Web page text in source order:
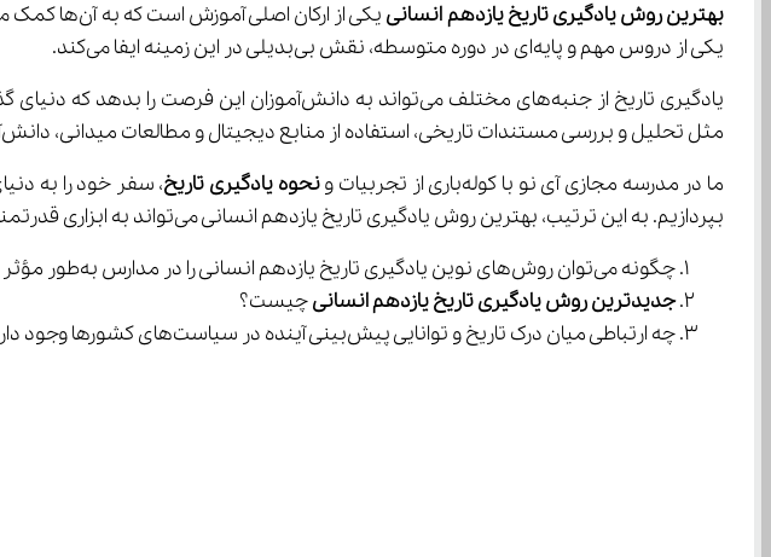
بهترین روش یادگیری تاریخ یازدهم انسانی
یکی از دروس مهم و پایه‌ای در دوره متوسطه، نقش بی‌بدیلی در این زمینه ایفا می‌کند.
یادگیری تاریخ از جنبه‌های مختلف می‌تواند به دانش‌آموزان این فرصت را بدهد که دنیای گذشته را به‌صورت عمیق و ملموس درک کنند. با استفاده از
مثل تحلیل و بررسی مستندات تاریخی، استفاده از منابع دیجیتال و مطالعات میدانی، دانش‌آموزان می‌توانند به بهترین نحو ممکن از این درس بهره‌برداری کنند.
ما در مدرسه مجازی آی نو با کوله‌باری از تجربیات و
نحوه یادگیری تاریخ
بپردازیم. به این ترتیب، بهترین روش یادگیری تاریخ یازدهم انسانی می‌تواند به ابزاری قدرتمند برای ساخت شناخت عمیق‌تر از گذشته و تاثیرات آن بر دنیای امروز تبدیل شود.
چگونه می‌توان روش‌های نوین یادگیری تاریخ یازدهم انسانی را در مدارس به‌طور مؤثر پیاده‌سازی کرد؟
جدیدترین روش یادگیری تاریخ یازدهم انسانی چیست؟
چه ارتباطی میان درک تاریخ و توانایی پیش‌بینی آینده در سیاست‌های کشورها وجود دارد؟